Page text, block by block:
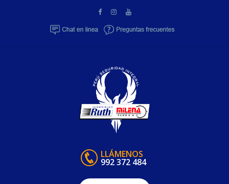
LLÁMENOS
992 372 484